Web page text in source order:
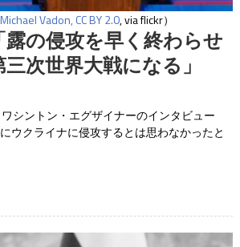
Vadon,CC BY 2.0, via flickr）
露の侵攻を早く終わらせ
次世界大戦になる」
シントン・エグザイナーのインタビュー
ウクライナに侵攻するとは思わなかったと